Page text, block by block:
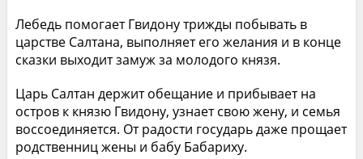
Лебедь помогает Гвидону трижды побывать в
царстве Салтана, выполняет его желания и в конце
сказки выходит замуж за молодого князя.
Царь Салтан держит обещание и прибывает на
остров к князю Гвидону, узнает свою жену, и семья
воссоединяется. От радости государь даже прощает
родственниц жены и бабу Бабариху.